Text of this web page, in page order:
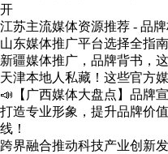
开
江苏主流媒体资源推荐 - 品
山东媒体推广平台选择全指南
新疆媒体推广，品牌背书，
天津本地人私藏！这些官方
📣【广西媒体大盘点】品牌
打造专业形象，提升品牌价
线！
跨界融合推动科技产业创新